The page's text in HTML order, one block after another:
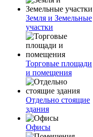
Земля и Земельные
участки
Торговые площади
и помещения
Отдельно стоящие
здания
Офисы